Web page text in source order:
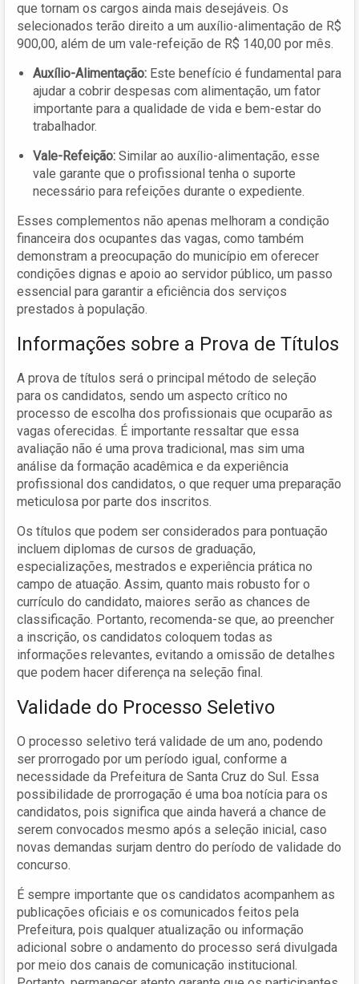
que tornam os cargos ainda mais desejáveis. Os
selecionados terão direito a um auxílio-alimentação de R$
900,00, além de um vale-refeição de R$ 140,00 por mês.
Auxílio-Alimentação: Este benefício é fundamental para
ajudar a cobrir despesas com alimentação, um fator
importante para a qualidade de vida e bem-estar do
trabalhador.
Vale-Refeição: Similar ao auxílio-alimentação, esse
vale garante que o profissional tenha o suporte
necessário para refeições durante o expediente.
Esses complementos não apenas melhoram a condição
financeira dos ocupantes das vagas, como também
demonstram a preocupação do município em oferecer
condições dignas e apoio ao servidor público, um passo
essencial para garantir a eficiência dos serviços
prestados à população.
Informações sobre a Prova de Títulos
A prova de títulos será o principal método de seleção
para os candidatos, sendo um aspecto crítico no
processo de escolha dos profissionais que ocuparão as
vagas oferecidas. É importante ressaltar que essa
avaliação não é uma prova tradicional, mas sim uma
análise da formação acadêmica e da experiência
profissional dos candidatos, o que requer uma preparação
meticulosa por parte dos inscritos.
Os títulos que podem ser considerados para pontuação
incluem diplomas de cursos de graduação,
especializações, mestrados e experiência prática no
campo de atuação. Assim, quanto mais robusto for o
currículo do candidato, maiores serão as chances de
classificação. Portanto, recomenda-se que, ao preencher
a inscrição, os candidatos coloquem todas as
informações relevantes, evitando a omissão de detalhes
que podem hacer diferença na seleção final.
Validade do Processo Seletivo
O processo seletivo terá validade de um ano, podendo
ser prorrogado por um período igual, conforme a
necessidade da Prefeitura de Santa Cruz do Sul. Essa
possibilidade de prorrogação é uma boa notícia para os
candidatos, pois significa que ainda haverá a chance de
serem convocados mesmo após a seleção inicial, caso
novas demandas surjam dentro do período de validade do
concurso.
É sempre importante que os candidatos acompanhem as
publicações oficiais e os comunicados feitos pela
Prefeitura, pois qualquer atualização ou informação
adicional sobre o andamento do processo será divulgada
por meio dos canais de comunicação institucional.